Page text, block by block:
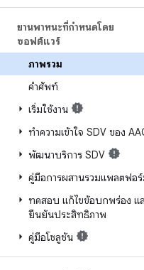
ยานพาหนะที่กำหนดโดย
ซอฟต์แวร์
ภาพรวม
คำศัพท์
เริ่มใช้งาน
ทำความเข้าใจ SDV ของ
พัฒนาบริการ SDV
คู่มือการผสานรวมแพลตฟอ
ทดสอบ แก้ไขข้อบกพร่อง แ
ยืนยันประสิทธิภาพ
คู่มือโซลูชัน